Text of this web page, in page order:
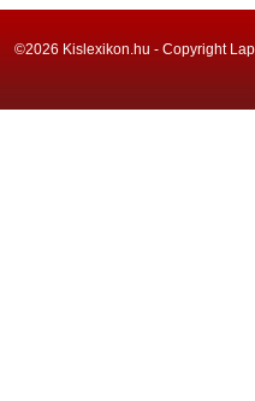
©2026 Kislexikon.hu - Copyright